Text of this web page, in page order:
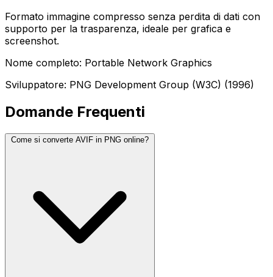
Formato immagine compresso senza perdita di dati con
supporto per la trasparenza, ideale per grafica e
screenshot.
Nome completo: Portable Network Graphics
Sviluppatore: PNG Development Group (W3C) (1996)
Domande Frequenti
Come si converte AVIF in PNG online?